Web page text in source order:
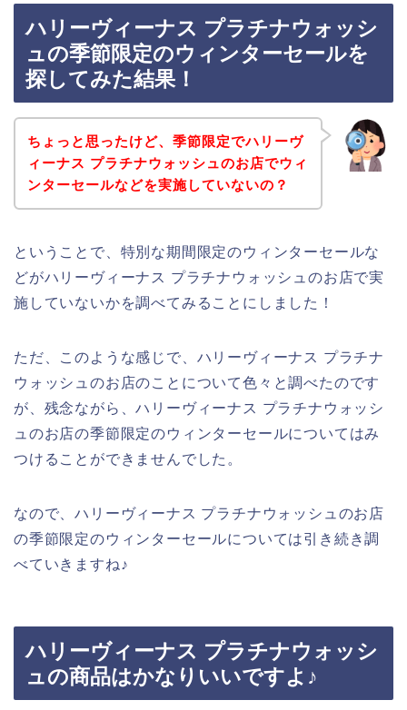
ハリーヴィーナス プラチナウォッシ
ュの季節限定のウィンターセールを
探してみた結果！
ちょっと思ったけど、季節限定でハリーヴ
ィーナス プラチナウォッシュのお店でウィ
ンターセールなどを実施していないの？
ということで、特別な期間限定のウィンターセールな
どがハリーヴィーナス プラチナウォッシュのお店で実
施していないかを調べてみることにしました！
ただ、このような感じで、ハリーヴィーナス プラチナ
ウォッシュのお店のことについて色々と調べたのです
が、残念ながら、ハリーヴィーナス プラチナウォッシ
ュのお店の季節限定のウィンターセールについてはみ
つけることができませんでした。
なので、ハリーヴィーナス プラチナウォッシュのお店
の季節限定のウィンターセールについては引き続き調
べていきますね♪
ハリーヴィーナス プラチナウォッシ
ュの商品はかなりいいですよ♪